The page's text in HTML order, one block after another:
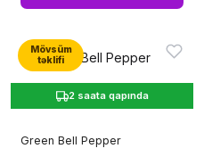
Mövsüm
təklifi
2 saata qapında
Green Bell Pepper